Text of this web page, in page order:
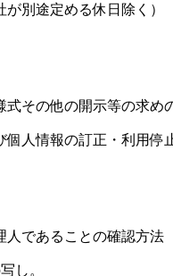
定める休日除く）
式その他の開示等の求め
人情報の訂正・利用停
人であることの確認方法
し。